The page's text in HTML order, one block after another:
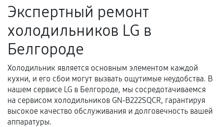
Поломка установленной детали при
нормальной эксплуатации в течение
гарантийного срока.
Несоответствие комплектующей заявленным
техническим характеристикам.
Документы для подтверждения
гарантии
Экспертный ремонт
холодильников LG в
Белгороде
Холодильник является основным элементом каждой
кухни, и его сбои могут вызвать ощутимые неудобства. В
нашем сервисе LG в Белгороде, мы сосредотачиваемся
на сервисом холодильников GN-B222SQCR, гарантируя
высокое качество обслуживания и долговечность вашей
аппаратуры.